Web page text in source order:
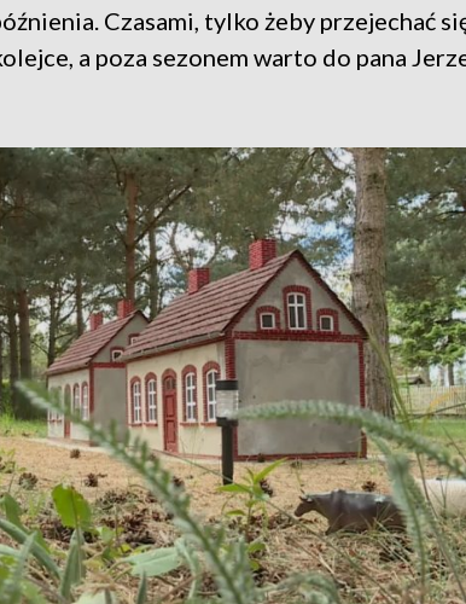
Czasami, tylko żeby przejechać
a poza sezonem warto do pana